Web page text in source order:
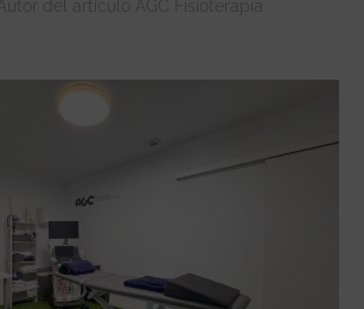
Autor del artículo AGC Fisioterapia